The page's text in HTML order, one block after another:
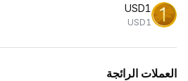
USD1
USD1
العملات الرائجة